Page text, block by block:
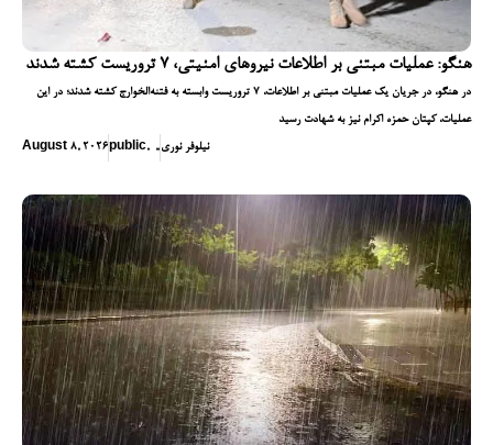
هنگو: عملیات مبتنی بر اطلاعات نیروهای امنیتی، ۷ تروریست کشته شدند
در هنگو، در جریان یک عملیات مبتنی بر اطلاعات، ۷ تروریست وابسته به فتنه‌الخوارج کشته شدند؛ در این
عملیات، کپتان حمزه اکرام نیز به شهادت رسید
August 8, 2026 public, ,,نیلوفر نوری